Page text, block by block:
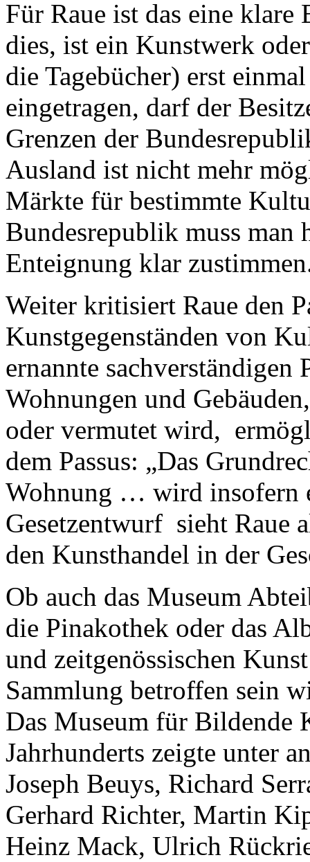
Für Raue ist das eine
dies, ist ein Kunstwerk
die Tagebücher) erst
eingetragen, darf der
Grenzen der
Ausland ist nicht mehr
Märkte für bestimmte
Bundesrepublik muss man
Enteignung klar
Weiter kritisiert Raue den
Kunstgegenständen von
ernannte sachverständigen
Wohnungen und
oder vermutet wird,
dem Passus: „Das
Wohnung … wird insofern
Gesetzentwurf sieht Raue
den Kunsthandel in der
Ob auch das Museum
die Pinakothek oder das
und zeitgenössischen
Sammlung betroffen sein
Das Museum für Bildende
Jahrhunderts zeigte unter
Joseph Beuys, Richard
Gerhard Richter, Martin
Heinz Mack, Ulrich